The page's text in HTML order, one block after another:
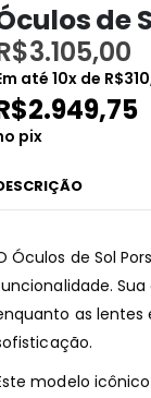
de
3.105,00
até10x de R$
2.949,75
pix
Óculos de Sol
as lentes
modelo